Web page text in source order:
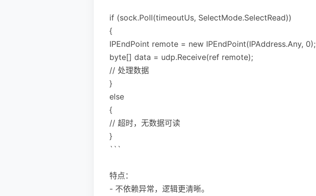
if (sock.Poll(timeoutUs, SelectMode.SelectRead))
{
IPEndPoint remote = new IPEndPoint(IPAddress.Any, 0);
byte[] data = udp.Receive(ref remote);
// 处理数据
}
else
{
// 超时，无数据可读
}
```
特点：
- 不依赖异常，逻辑更清晰。